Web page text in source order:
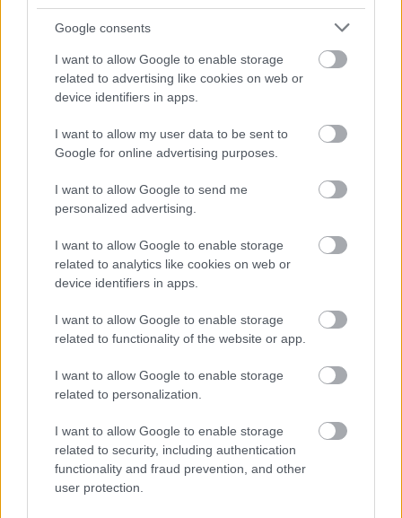
Google consents
I want to allow Google to enable storage
related to advertising like cookies on web or
device identifiers in apps.
I want to allow my user data to be sent to
Google for online advertising purposes.
I want to allow Google to send me
personalized advertising.
I want to allow Google to enable storage
related to analytics like cookies on web or
device identifiers in apps.
I want to allow Google to enable storage
related to functionality of the website or app.
I want to allow Google to enable storage
related to personalization.
I want to allow Google to enable storage
related to security, including authentication
functionality and fraud prevention, and other
user protection.
Βάλε το proson.gr στα αποτελέσματα
Δημοφιλείς Ειδήσεις
ΟΠΕΚΑ: Μηνιαίο επίδομα έως 210
ευρώ - Πώς θα τα πάρετε
Τι σημαίνει η λέξη «σιγαλός»
αιτήσεις στις 24 Αυγούστου – Τι
αλλάζει στο πρόγραμμα